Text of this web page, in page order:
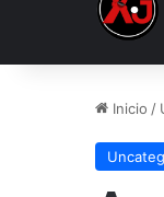
Inicio /